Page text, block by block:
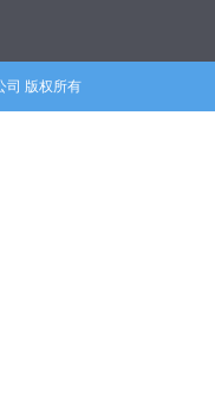
司 版权所有